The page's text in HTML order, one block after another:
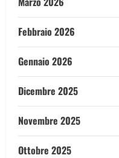
Febbraio 2026
Gennaio 2026
Dicembre 2025
Novembre 2025
Ottobre 2025